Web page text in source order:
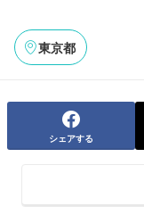
東京都
シェアする